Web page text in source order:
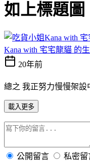
如上標題圖
Kana with 宅宅龍貓 的
20年前
總之 我正努力慢慢架設
載入更多
公開留言 私密留